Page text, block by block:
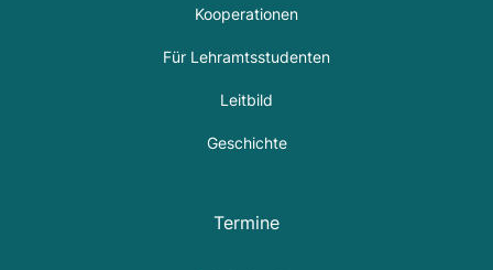
Kooperationen
Für Lehramtsstudenten
Leitbild
Geschichte
Termine